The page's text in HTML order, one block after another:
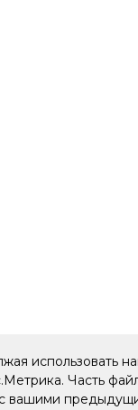
использовать
Часть
вашими